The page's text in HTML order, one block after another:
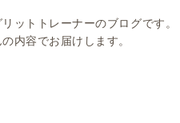
ットトレーナーのブログです。
の内容でお届けします。